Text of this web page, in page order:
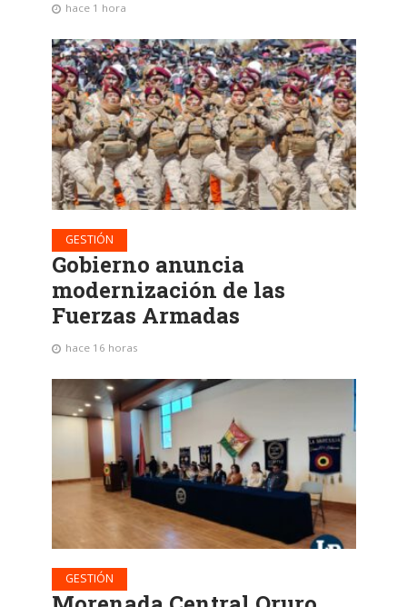
hace 1 hora
GESTIÓN
Gobierno anuncia
modernización de las
Fuerzas Armadas
hace 16 horas
GESTIÓN